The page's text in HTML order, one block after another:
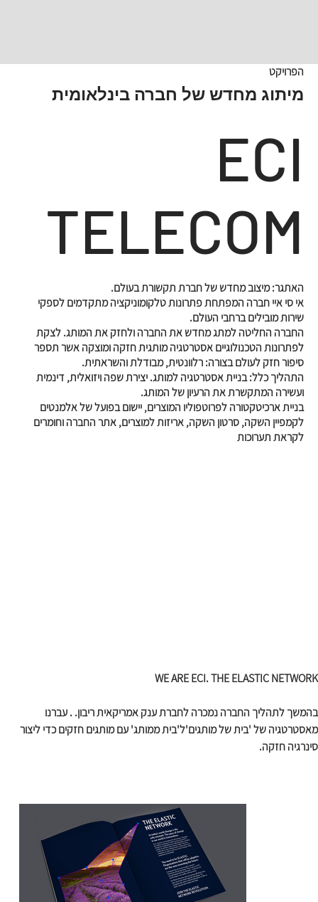
ECI
TELECOM
האתגר: מיצוב מחדש של חברת תקשורת בעולם.
אי סי איי חברה המפתחת פתרונות טלקומוניקציה מתקדמים לספקי
שירות מובילים ברחבי העולם.
החברה החליטה למתג מחדש את החברה ולחזק את המותג. לצקת
לפתרונות הטכנולוגיים אסטרטגיה מותגית חזקה ומוצקה אשר תספר
סיפור חזק לעולם בצורה: רלוונטית, מבודלת והשראתית.
התהליך כלל: בניית אסטרטגיה למותג. יצירת שפה ויזואלית, דינמית
ועשירה המתקשרת את הרעיון של המותג.
בניית ארכיטקטורה לפרוטפוליו המוצרים, יישום בפועל של אלמנטים
לקמפיין השקה, סרטון השקה, אריזות למוצרים, אתר החברה וחומרים
לקראת תערוכות
הפרויקט
מיתוג מחדש של חברה בינלאומית
WE ARE ECI. THE ELASTIC NETWORK
בהמשך לתהליך החברה נמכרה לחברת ענק אמריקאית ריבון. . עברנו
מאסטרטגיה של 'בית של מותגים'ל'בית ממותג' עם מותגים חזקים כדי ליצור
סינרגיה חזקה.